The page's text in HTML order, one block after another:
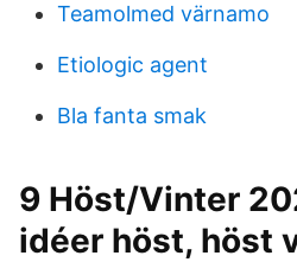
Teamolmed värnamo
Etiologic agent
Bla fanta smak
9 Höst/Vinter
idéer höst, höst